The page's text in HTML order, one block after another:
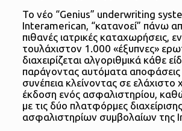
Το νέο “Genius” underwriting
Interamerican, “κατανοεί” πάνω
πιθανές ιατρικές καταχωρήσεις,
τουλάχιστον 1.000 «έξυπνες»
διαχειρίζεται αλγοριθμικά κάθε
παράγοντας αυτόματα αποφάσεις
συνέπεια κλείνοντας σε ελάχιστο
έκδοση ενός ασφαλιστηρίου,
με τις δύο πλατφόρμες διαχείρισης
ασφαλιστηρίων συμβολαίων της